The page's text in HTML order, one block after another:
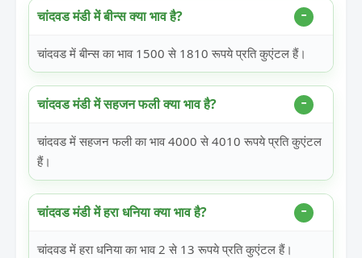
चांदवड मंडी में बीन्स क्या भाव है?
चांदवड में बीन्स का भाव 1500 से 1810 रूपये प्रति कुएंटल हैं।
चांदवड मंडी में सहजन फली क्या भाव है?
चांदवड में सहजन फली का भाव 4000 से 4010 रूपये प्रति कुएंटल
हैं।
चांदवड मंडी में हरा धनिया क्या भाव है?
चांदवड में हरा धनिया का भाव 2 से 13 रूपये प्रति कुएंटल हैं।